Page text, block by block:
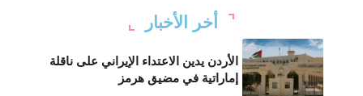
أخر الأخبار
الأردن يدين الاعتداء الإيراني على ناقلة
إماراتية في مضيق هرمز